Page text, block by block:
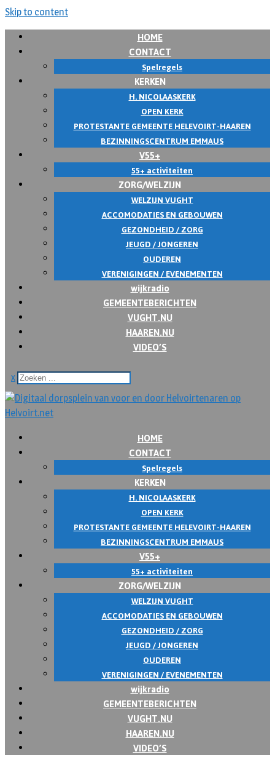
Skip to content
HOME
CONTACT
Spelregels
KERKEN
H. NICOLAASKERK
OPEN KERK
PROTESTANTE GEMEENTE HELEVOIRT-HAAREN
BEZINNINGSCENTRUM EMMAUS
V55+
55+ activiteiten
ZORG/WELZIJN
WELZIJN VUGHT
ACCOMODATIES EN GEBOUWEN
GEZONDHEID / ZORG
JEUGD / JONGEREN
OUDEREN
VERENIGINGEN / EVENEMENTEN
wijkradio
GEMEENTEBERICHTEN
VUGHT.NU
HAAREN.NU
VIDEO’S
x
HOME
CONTACT
Spelregels
KERKEN
H. NICOLAASKERK
OPEN KERK
PROTESTANTE GEMEENTE HELEVOIRT-HAAREN
BEZINNINGSCENTRUM EMMAUS
V55+
55+ activiteiten
ZORG/WELZIJN
WELZIJN VUGHT
ACCOMODATIES EN GEBOUWEN
GEZONDHEID / ZORG
JEUGD / JONGEREN
OUDEREN
VERENIGINGEN / EVENEMENTEN
wijkradio
GEMEENTEBERICHTEN
VUGHT.NU
HAAREN.NU
VIDEO’S